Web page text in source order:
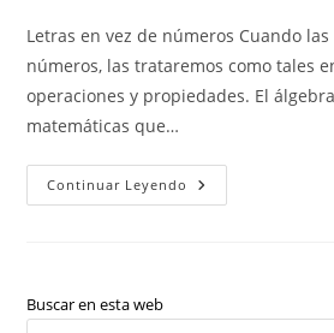
la
entrada:
Letras en vez de números Cuando
números, las trataremos como tales
operaciones y propiedades. El
matemáticas que…
Continuar Leyendo Álgebra:
Teoría
Buscar en esta web